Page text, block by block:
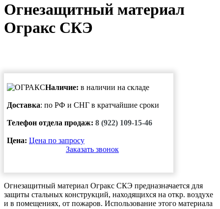
Огнезащитный материал
Огракс СКЭ
Наличие: в наличии на складе
Доставка: по РФ и СНГ в кратчайшие сроки
Телефон отдела продаж: 8 (922) 109-15-46
Цена: Цена по запросу
Заказать звонок
Огнезащитный материал Огракс СКЭ предназначается для
защиты стальных конструкций, находящихся на откр. воздухе
и в помещениях, от пожаров. Использование этого материала